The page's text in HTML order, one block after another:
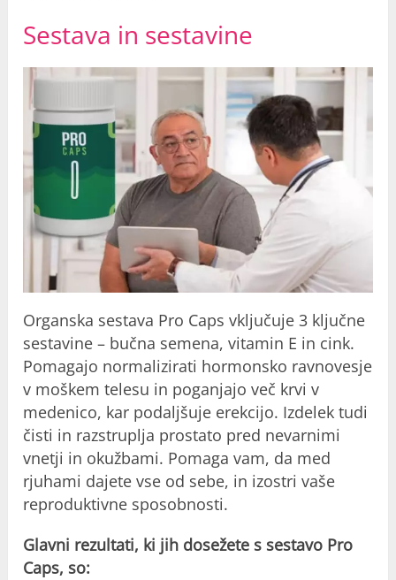
Sestava in sestavine
Organska sestava Pro Caps vključuje 3 ključne
sestavine – bučna semena, vitamin E in cink.
Pomagajo normalizirati hormonsko ravnovesje
v moškem telesu in poganjajo več krvi v
medenico, kar podaljšuje erekcijo. Izdelek tudi
čisti in razstruplja prostato pred nevarnimi
vnetji in okužbami. Pomaga vam, da med
rjuhami dajete vse od sebe, in izostri vaše
reproduktivne sposobnosti.
Glavni rezultati, ki jih dosežete s sestavo Pro
Caps, so: